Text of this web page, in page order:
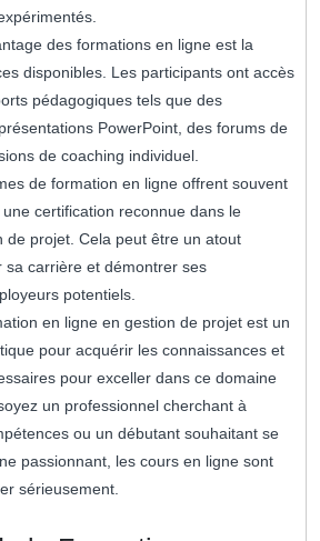
des formations en ligne est la
disponibles. Les participants ont accès
pédagogiques tels que des
PowerPoint, des forums de
de coaching individuel.
de formation en ligne offrent souvent
une certification reconnue dans le
de projet. Cela peut être un atout
sa carrière et démontrer ses
potentiels.
en ligne en gestion de projet est un
pour acquérir les connaissances et
pour exceller dans ce domaine
un professionnel cherchant à
ou un débutant souhaitant se
passionnant, les cours en ligne sont
sérieusement.